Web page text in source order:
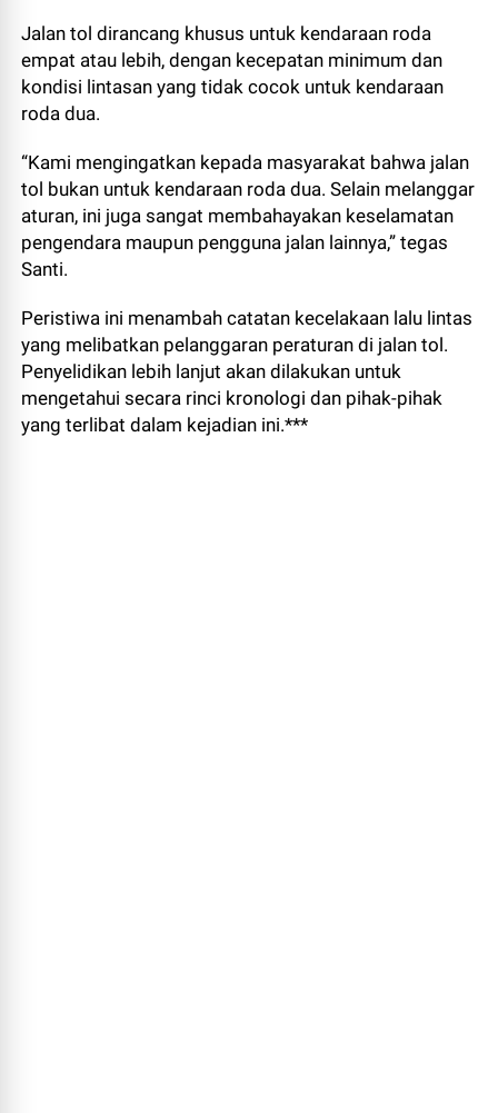
Jalan tol dirancang khusus untuk kendaraan roda
empat atau lebih, dengan kecepatan minimum dan
kondisi lintasan yang tidak cocok untuk kendaraan
roda dua.
“Kami mengingatkan kepada masyarakat bahwa jalan
tol bukan untuk kendaraan roda dua. Selain melanggar
aturan, ini juga sangat membahayakan keselamatan
pengendara maupun pengguna jalan lainnya,” tegas
Santi.
Peristiwa ini menambah catatan kecelakaan lalu lintas
yang melibatkan pelanggaran peraturan di jalan tol.
Penyelidikan lebih lanjut akan dilakukan untuk
mengetahui secara rinci kronologi dan pihak-pihak
yang terlibat dalam kejadian ini.***